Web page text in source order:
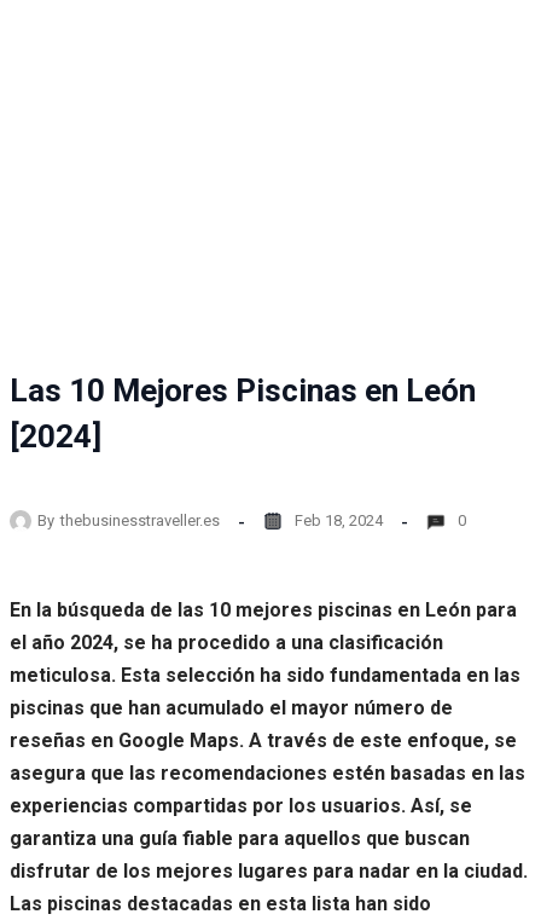
Las 10 Mejores Piscinas en León
[2024]
By thebusinesstraveller.es Feb 18, 2024 0
En la búsqueda de las 10 mejores piscinas en León para
el año 2024, se ha procedido a una clasificación
meticulosa. Esta selección ha sido fundamentada en las
piscinas que han acumulado el mayor número de
reseñas en Google Maps. A través de este enfoque, se
asegura que las recomendaciones estén basadas en las
experiencias compartidas por los usuarios. Así, se
garantiza una guía fiable para aquellos que buscan
disfrutar de los mejores lugares para nadar en la ciudad.
Las piscinas destacadas en esta lista han sido